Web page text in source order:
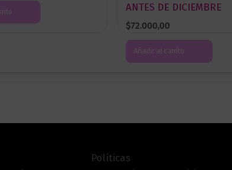
ANTES DE DICIEMBRE
$72.000,00
Añadir al carrito
Políticas